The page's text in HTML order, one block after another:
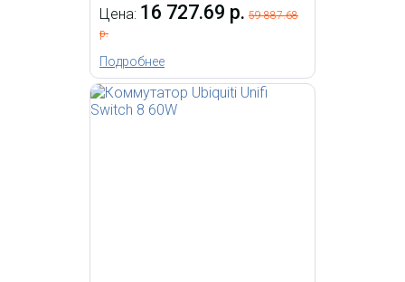
выходом PoE++ и
Цена: 16 727.69 р. 59 887.68
р.
Подробнее